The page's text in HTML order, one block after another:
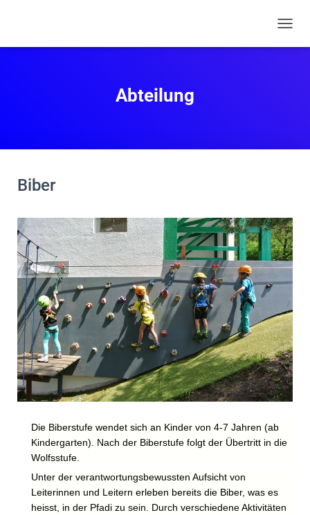
A
N
H
A
L
T
E
N
Abteilung
Biber
Die Biberstufe wendet sich an Kinder von 4-7 Jahren (ab
Kindergarten). Nach der Biberstufe folgt der Übertritt in die
Wolfsstufe.
Unter der verantwortungsbewussten Aufsicht von
Leiterinnen und Leitern erleben bereits die Biber, was es
heisst, in der Pfadi zu sein. Durch verschiedene Aktivitäten